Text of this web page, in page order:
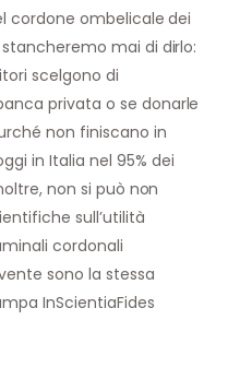
cordone ombelicale dei
mai di dirlo:
scelgono di
privata o se donarle
non finiscano in
in Italia nel 95% dei
non si può non
he sull’utilità
cordonali
sono la stessa
InScientiaFides